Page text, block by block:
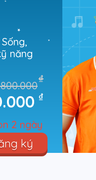
năng
₫
₫
2 ngày
ký